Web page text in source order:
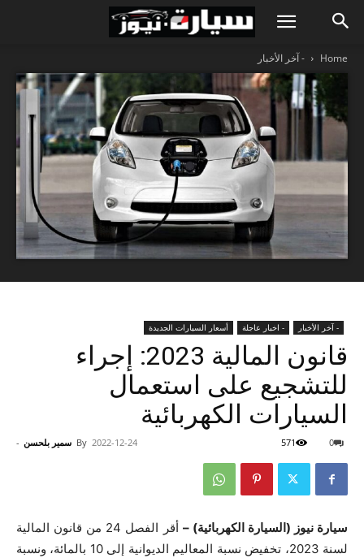
Home - آخر الأخبار
- آخر الأخبار - اخبار عاجلة أسعار السيارات الجديدة
قانون المالية 2023: إجراء
للتشجيع على استعمال
السيارات الكهربائية
By سمير بلحسن - 2022-12-24 0
571
سيارة نيوز (السيارة الكهربائية) –
أقر الفصل 24 من قانون المالية
لسنة 2023، تخفيض نسبة المعاليم الديوانية إلى 10 بالمائة، ونسبة